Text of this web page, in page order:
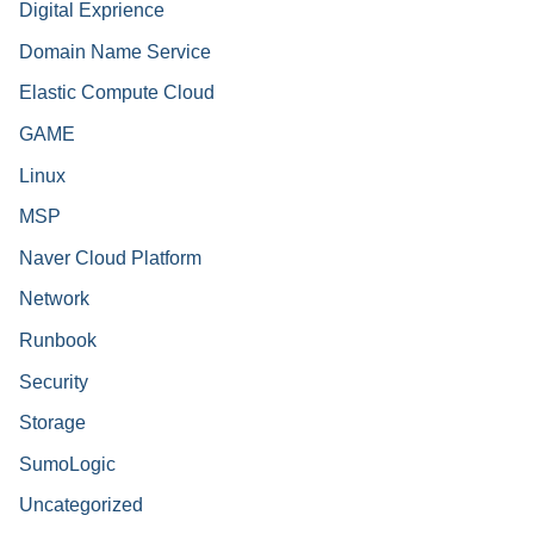
Digital Exprience
Domain Name Service
Elastic Compute Cloud
GAME
Linux
MSP
Naver Cloud Platform
Network
Runbook
Security
Storage
SumoLogic
Uncategorized